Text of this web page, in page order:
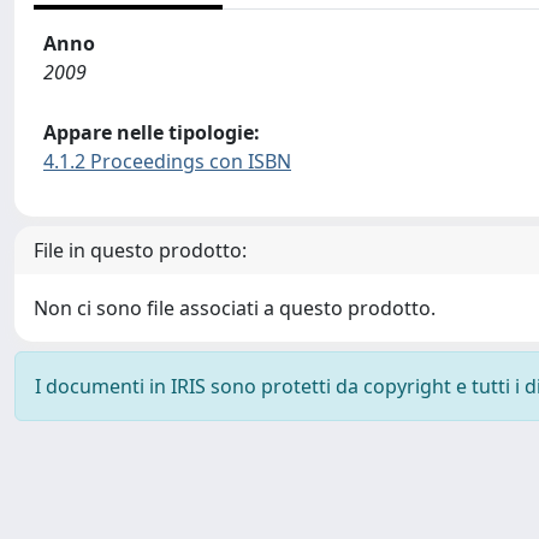
Anno
2009
Appare nelle tipologie:
4.1.2 Proceedings con ISBN
File in questo prodotto:
Non ci sono file associati a questo prodotto.
I documenti in IRIS sono protetti da copyright e tutti i